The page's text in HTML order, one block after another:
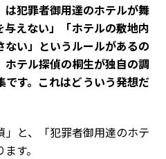
は犯罪者御用達のホテルが舞
えない」「ホテルの敷地内
い」というルールがあるの
テル探偵の桐生が独自の調
す。これはどういう発想だ
」と、「犯罪者御用達のホテ
す。